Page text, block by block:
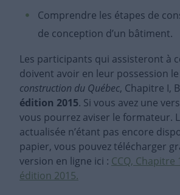
Comprendre les étapes de
de conception d’un bâtiment.
Les participants qui assisteront à
doivent avoir en leur possession le
construction du Québec, Chapitre I,
édition 2015. Si vous avez une
vous pourrez aviser le formateur.
actualisée n’étant pas encore
papier, vous pouvez télécharger
version en ligne ici : CCQ, Chapitre
édition 2015.